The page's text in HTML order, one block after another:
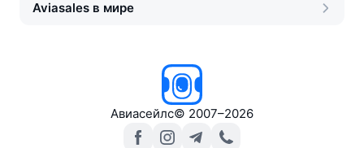
Aviasales в мире
Авиасейлс© 2007–2026